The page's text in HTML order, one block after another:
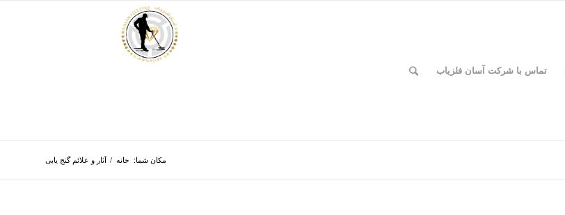
تماس با شرکت آسان فلزیاب
مکان شما: خانه / آثار و علائم گنج یابی